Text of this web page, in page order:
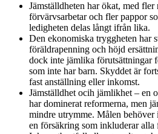
Jämställdheten har ökat, med fler
förvärvsarbetar och fler pappor
ledigheten delas långt ifrån lika.
Den ekonomiska tryggheten har
föräldrapenning och höjd
dock inte jämlika förutsättningar
som inte har barn. Skyddet är
fast anställning eller inkomst.
Jämställdhet ocih jämlikhet – en
har dominerat reformerna, men
mindre utrymme. Målen behöver
en försäkring som inkluderar